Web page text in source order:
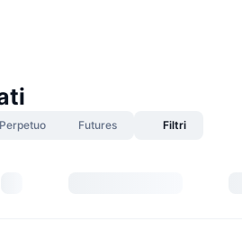
Perpetuo Futures Filtri